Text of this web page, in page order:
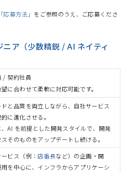
「応募方法」 をご参照のうえ、ご応募くださ
ニア（少数精鋭 / AI ネイティ
/ 契約社員
に合わせて柔軟に対応可能です。
ドと品質を両立しながら、自社サービス
に進化させる。
、AI を前提とした開発スタイルで、開発
そのものをアップデートし続ける。
ービス（例：店番長など）の企画・開
を中心に、インフラからアプリケーシ